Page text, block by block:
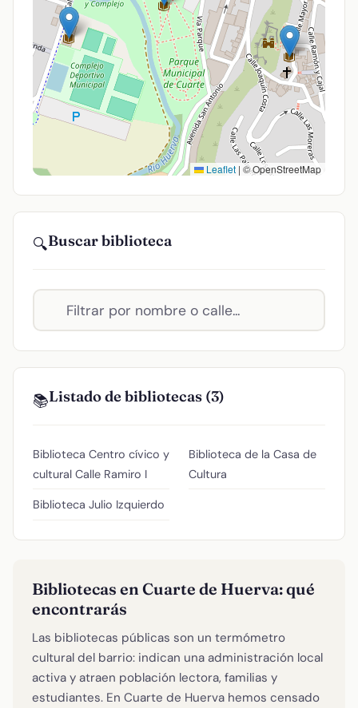
Leaflet | © OpenStreetMap
🔍Buscar biblioteca
📚Listado de bibliotecas (3)
Biblioteca Centro cívico y
cultural Calle Ramiro I
Biblioteca Julio Izquierdo
Biblioteca de la Casa de
Cultura
Bibliotecas en Cuarte de Huerva: qué
encontrarás
Las bibliotecas públicas son un termómetro
cultural del barrio: indican una administración local
activa y atraen población lectora, familias y
estudiantes. En Cuarte de Huerva hemos censado